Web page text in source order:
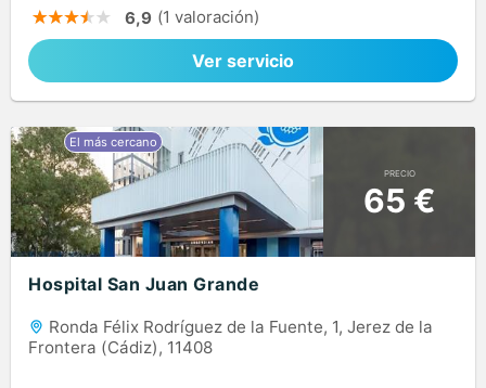
6,9 (1 valoración)
Ver servicio
PRECIO
65 €
Hospital San Juan Grande
Ronda Félix Rodríguez de la Fuente, 1, Jerez de la
Frontera (Cádiz), 11408